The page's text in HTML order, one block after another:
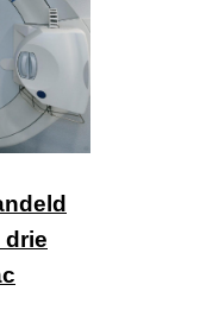
drie